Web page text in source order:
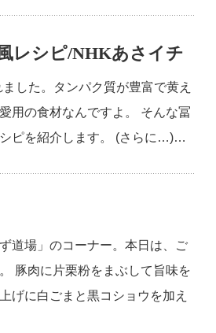
レシピ/NHKあさイチ
した。タンパク質が豊富で黄え
用の食材なんですよ。 そんな冨
ピを紹介します。 (さらに…)…
道場」のコーナー。本日は、ご
豚肉に片栗粉をまぶして旨味を
げに白ごまと黒コショウを加え